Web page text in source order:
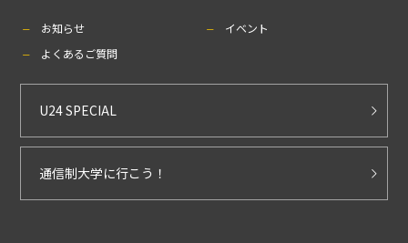
お知らせ
イベント
よくあるご質問
U24 SPECIAL
通信制大学に行こう！